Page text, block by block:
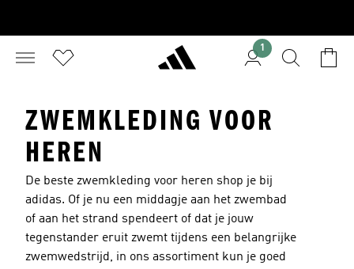
1
ZWEMKLEDING VOOR
HEREN
De beste zwemkleding voor heren shop je bij
adidas. Of je nu een middagje aan het zwembad
of aan het strand spendeert of dat je jouw
tegenstander eruit zwemt tijdens een belangrijke
zwemwedstrijd, in ons assortiment kun je goed